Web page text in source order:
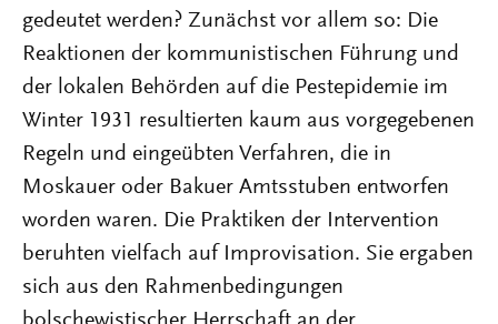
gedeutet werden? Zunächst vor allem so: Die
Reaktionen der kommunistischen Führung und
der lokalen Behörden auf die Pestepidemie im
Winter 1931 resultierten kaum aus vorgegebenen
Regeln und eingeübten Verfahren, die in
Moskauer oder Bakuer Amtsstuben entworfen
worden waren. Die Praktiken der Intervention
beruhten vielfach auf Improvisation. Sie ergaben
sich aus den Rahmenbedingungen